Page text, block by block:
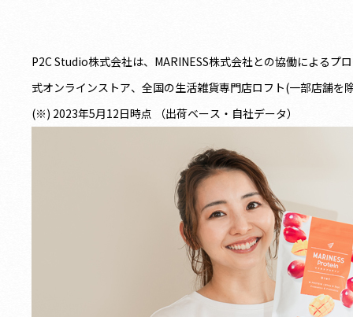
P2C Studio株式会社は、MARINESS株式会社との協働による
式オンラインストア、全国の生活雑貨専門店ロフト(一部店舗
(※) 2023年5月12日時点 （出荷ベース・自社データ）